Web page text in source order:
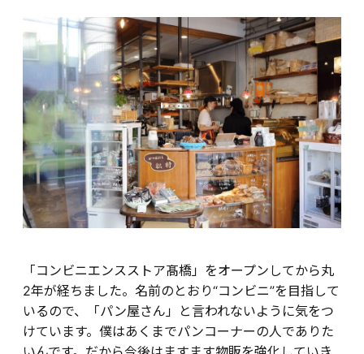
「コンビニエンスストア髙橋」をオープンしてから丸
2年が経ちました。名前のとおり“コンビニ”を目指して
いるので、「パン屋さん」と言われないように気をつ
けています。僕はあくまでパンコーナーの人でありた